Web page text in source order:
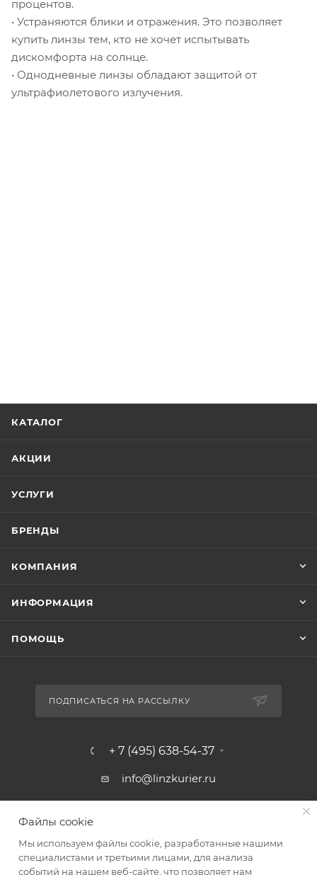
процентов.
• Устраняются блики и отражения. Это позволяет
купить линзы тем, кто не хочет испытывать
дискомфорта на солнце.
• Однодневные линзы обладают защитой от
ультрафиолетового излучения.
КАТАЛОГ
АКЦИИ
УСЛУГИ
БРЕНДЫ
КОМПАНИЯ
ИНФОРМАЦИЯ
ПОМОЩЬ
ПОДПИСАТЬСЯ НА РАССЫЛКУ
+ 7 (495) 638-54-37
info@linzkurier.ru
Файлы cookie
Мы используем файлы cookie, разработанные нашими
специалистами и третьими лицами, для анализа
событий на нашем веб-сайте, что позволяет нам